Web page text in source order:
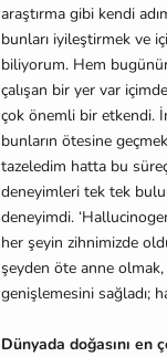
araştırma gibi kendi
bunları iyileştirmek ve
biliyorum. Hem
çalışan bir yer var
çok önemli bir etkendi.
bunların ötesine
tazeledim hatta bu
deneyimleri tek tek
deneyimdi.
her şeyin zihnimizde
şeyden öte anne
genişlemesini sağladı;
Dünyada doğasını en